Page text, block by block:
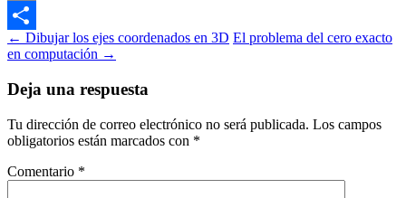
Email
Compartir
Navegación
de
entradas
← Dibujar los ejes coordenados en 3D El problema del cero exacto
en computación →
Deja una respuesta
Tu dirección de correo electrónico no será publicada. Los campos
obligatorios están marcados con *
Comentario *